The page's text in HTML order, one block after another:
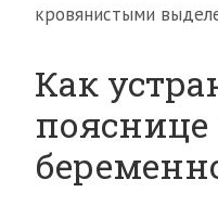
кровянистыми
Как